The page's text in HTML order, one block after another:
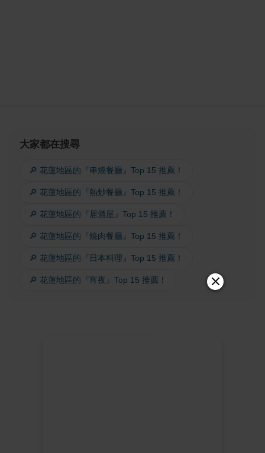
大家都在搜尋
🔎 花蓮地區的『串燒餐廳』Top 15 推薦！
🔎 花蓮地區的『熱炒餐廳』Top 15 推薦！
🔎 花蓮地區的『居酒屋』Top 15 推薦！
🔎 花蓮地區的『燒肉餐廳』Top 15 推薦！
🔎 花蓮地區的『日本料理』Top 15 推薦！
🔎 花蓮地區的『宵夜』Top 15 推薦！